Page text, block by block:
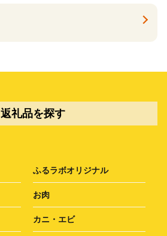
返礼品を探す
ふるラボオリジナル
お肉
カニ・エビ